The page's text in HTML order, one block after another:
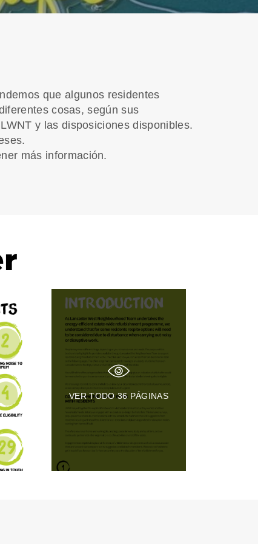
que algunos residentes
cosas, según sus
y las disposiciones disponibles.
más información.
VER TODO 36 PÁGINAS